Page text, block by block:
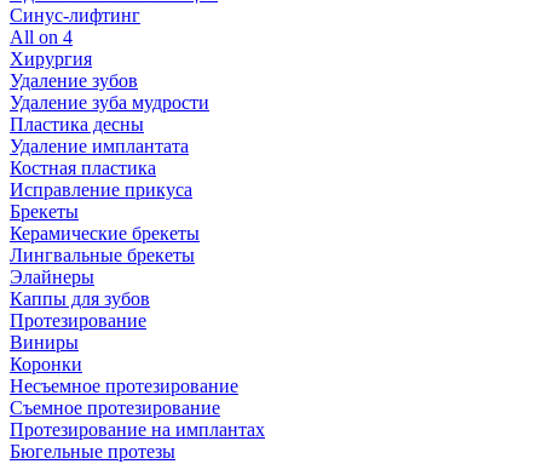
Синус-лифтинг
All on 4
Хирургия
Удаление зубов
Удаление зуба мудрости
Пластика десны
Удаление имплантата
Костная пластика
Исправление прикуса
Брекеты
Керамические брекеты
Лингвальные брекеты
Элайнеры
Каппы для зубов
Протезирование
Виниры
Коронки
Несъемное протезирование
Съемное протезирование
Протезирование на имплантах
Бюгельные протезы